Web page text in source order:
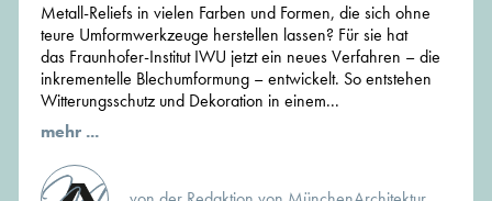
Metall-Reliefs in vielen Farben und Formen, die sich ohne
teure Umformwerkzeuge herstellen lassen? Für sie hat
das Fraunhofer-Institut IWU jetzt ein neues Verfahren – die
inkrementelle Blechumformung – entwickelt. So entstehen
Witterungsschutz und Dekoration in einem...
mehr ...